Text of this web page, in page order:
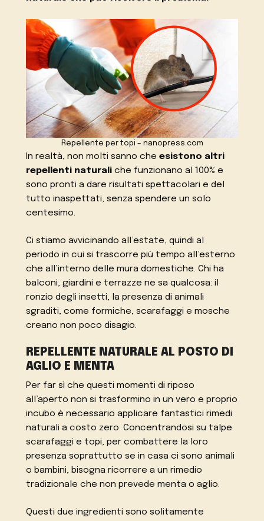
Repellente per topi – nanopress.com
In realtà, non molti sanno cheesistono altri
repellenti naturali che funzionano al 100% e
sono pronti a dare risultati spettacolari e del
tutto inaspettati, senza spendere un solo
centesimo.
Ci stiamo avvicinando all’estate, quindi al
periodo in cui si trascorre più tempo all’esterno
che all’interno delle mura domestiche. Chi ha
balconi, giardini e terrazze ne sa qualcosa: il
ronzio degli insetti, la presenza di animali
sgraditi, come formiche, scarafaggi e mosche
creano non poco disagio.
REPELLENTE NATURALE AL POSTO DI
AGLIO E MENTA
Per far sì che questi momenti di riposo
all’aperto non si trasformino in un vero e proprio
incubo è necessario applicare fantastici rimedi
naturali a costo zero. Concentrandosi su talpe
scarafaggi e topi, per combattere la loro
presenza soprattutto se in casa ci sono animali
o bambini, bisogna ricorrere a un rimedio
tradizionale che non prevede menta o aglio.
Questi due ingredienti sono solitamente